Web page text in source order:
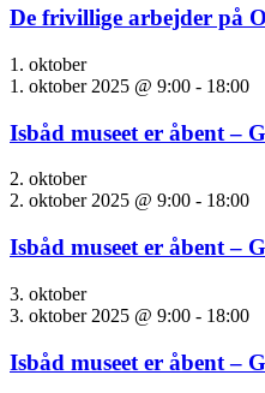
De frivillige arbejder på
1. oktober
1. oktober 2025 @ 9:00 - 18:00
Isbåd museet er åbent –
2. oktober
2. oktober 2025 @ 9:00 - 18:00
Isbåd museet er åbent –
3. oktober
3. oktober 2025 @ 9:00 - 18:00
Isbåd museet er åbent –